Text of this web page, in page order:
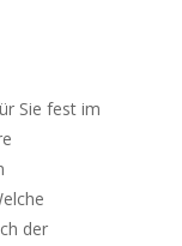
Sie fest im
der